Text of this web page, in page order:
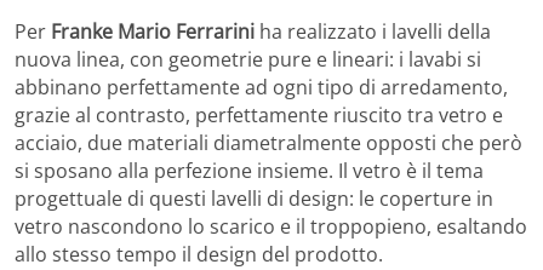
Per Franke Mario Ferrarini ha realizzato i lavelli della
nuova linea, con geometrie pure e lineari: i lavabi si
abbinano perfettamente ad ogni tipo di arredamento,
grazie al contrasto, perfettamente riuscito tra vetro e
acciaio, due materiali diametralmente opposti che però
si sposano alla perfezione insieme. Il vetro è il tema
progettuale di questi lavelli di design: le coperture in
vetro nascondono lo scarico e il troppopieno, esaltando
allo stesso tempo il design del prodotto.